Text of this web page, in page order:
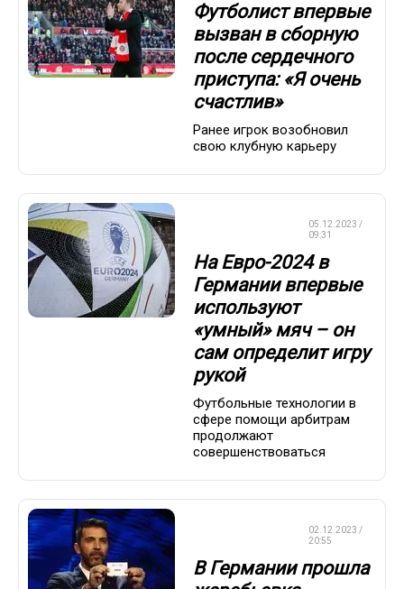
Футболист впервые
вызван в сборную
после сердечного
приступа: «Я очень
счастлив»
Ранее игрок возобновил
свою клубную карьеру
05.12.2023 /
09:31
На Евро-2024 в
Германии впервые
используют
«умный» мяч – он
сам определит игру
рукой
Футбольные технологии в
сфере помощи арбитрам
продолжают
совершенствоваться
02.12.2023 /
20:55
В Германии прошла